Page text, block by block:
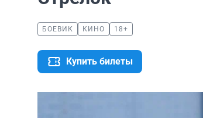
БОЕВИК КИНО 18+
Купить билеты